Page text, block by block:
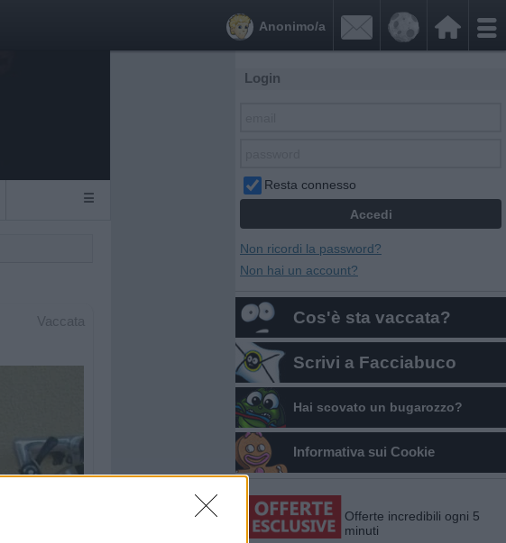


Anonimo/a
☰
Vaccata
Login
Resta connesso
Non ricordi la password?
Non hai un account?
Cos'è sta vaccata?
Scrivi a Facciabuco
Hai scovato un bugarozzo?
Informativa sui Cookie
Offerte incredibili ogni 5
minuti